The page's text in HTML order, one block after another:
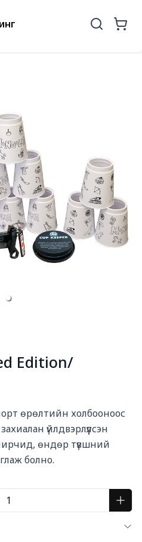
Edition/
өрөлтийн холбооноос
үйлдвэрлүүлсэн
өндөр түвшний
болно.